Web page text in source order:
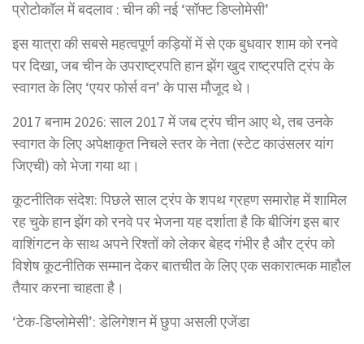
प्रोटोकॉल में बदलाव : चीन की नई ‘सॉफ्ट डिप्लोमेसी’
इस यात्रा की सबसे महत्वपूर्ण कड़ियों में से एक बुधवार शाम को रनवे
पर दिखा, जब चीन के उपराष्ट्रपति हान झेंग खुद राष्ट्रपति ट्रंप के
स्वागत के लिए ‘एयर फोर्स वन’ के पास मौजूद थे।
2017 बनाम 2026: साल 2017 में जब ट्रंप चीन आए थे, तब उनके
स्वागत के लिए अपेक्षाकृत निचले स्तर के नेता (स्टेट काउंसलर यांग
जिएची) को भेजा गया था।
कूटनीतिक संदेश: पिछले साल ट्रंप के शपथ ग्रहण समारोह में शामिल
रह चुके हान झेंग को रनवे पर भेजना यह दर्शाता है कि बीजिंग इस बार
वाशिंगटन के साथ अपने रिश्तों को लेकर बेहद गंभीर है और ट्रंप को
विशेष कूटनीतिक सम्मान देकर बातचीत के लिए एक सकारात्मक माहौल
तैयार करना चाहता है।
‘टेक-डिप्लोमेसी’: डेलिगेशन में छुपा असली एजेंडा